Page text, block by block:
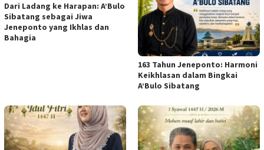
Dari Ladang ke Harapan: A’Bulo
Sibatang sebagai Jiwa
Jeneponto yang Ikhlas dan
Bahagia
163 Tahun Jeneponto: Harmoni
Keikhlasan dalam Bingkai
A’Bulo Sibatang